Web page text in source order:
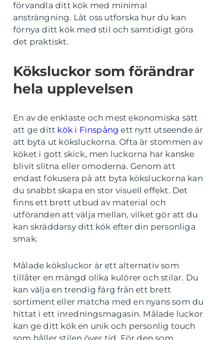
förvandla ditt kök med minimal
ansträngning. Låt oss utforska hur du kan
förnya ditt kök med stil och samtidigt göra
det praktiskt.
Köksluckor som förändrar
hela upplevelsen
En av de enklaste och mest ekonomiska sätt
att ge ditt kök i Finspång ett nytt utseende är
att byta ut köksluckorna. Ofta är stommen av
köket i gott skick, men luckorna har kanske
blivit slitna eller omoderna. Genom att
endast fokusera på att byta köksluckorna kan
du snabbt skapa en stor visuell effekt. Det
finns ett brett utbud av material och
utföranden att välja mellan, vilket gör att du
kan skräddarsy ditt kök efter din personliga
smak.
Målade köksluckor är ett alternativ som
tillåter en mängd olika kulörer och stilar. Du
kan välja en trendig färg från ett brett
sortiment eller matcha med en nyans som du
hittat i ett inredningsmagasin. Målade luckor
kan ge ditt kök en unik och personlig touch
som håller stilen över tid. För den som